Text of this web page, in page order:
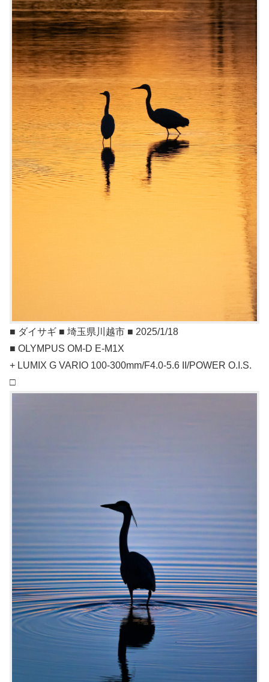
■ ダイサギ ■ 埼玉県川越市 ■ 2025/1/18
■ OLYMPUS OM-D E-M1X
+ LUMIX G VARIO 100-300mm/F4.0-5.6 II/POWER O.I.S.
□